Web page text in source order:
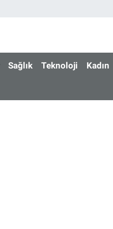
Sağlık Teknoloji Kadın